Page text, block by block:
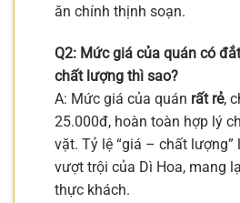
ăn chính thịnh soạn.
Q2: Mức giá của quán có
chất lượng thì sao?
A: Mức giá của quán rất rẻ,
25.000đ, hoàn toàn hợp lý
vặt. Tỷ lệ “giá – chất lượng”
vượt trội của Dì Hoa, mang
thực khách.